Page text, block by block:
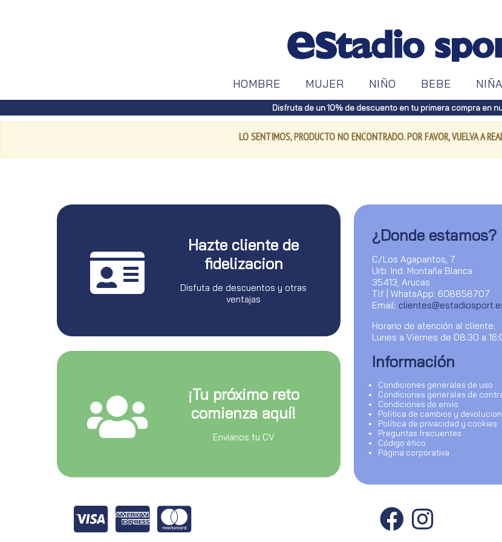
HOMBRE MUJER NIÑO BEBE NIÑA
Disfruta de un 10% de descuento en tu primera compra en
LO SENTIMOS, PRODUCTO NO ENCONTRADO. POR FAVOR, VUELVA A
Hazte cliente de
fidelizacion
Disfuta de descuentos y otras
ventajas
¡Tu próximo reto
comienza aquí!
Envianos tu CV
¿Donde estamos?
C/Los Agapantos, 7
Urb. Ind. Montaña Blanca
35413, Arucas
Tlf | WhatsApp: 608858707
Email:
Horario de atención al cliente:
Lunes a Viernes de 08:30 a
Información
Condiciones generales de uso
Condiciones generales de
Condiciones de envío
Política de cambios y
Política de privacidad y cookies
Preguntas frecuentes
Código ético
Página corporativa